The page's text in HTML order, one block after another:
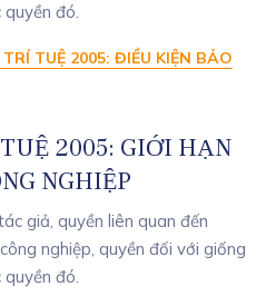
đó.
TUỆ 2005: ĐIỀU KIỆN BẢO
2005: GIỚI HẠN
NGHIỆP
giả, quyền liên quan đến
nghiệp, quyền đối với giống
đó.